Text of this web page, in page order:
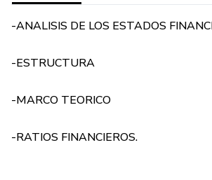
-ANALISIS DE LOS ESTADOS
-ESTRUCTURA
-MARCO TEORICO
-RATIOS FINANCIEROS.